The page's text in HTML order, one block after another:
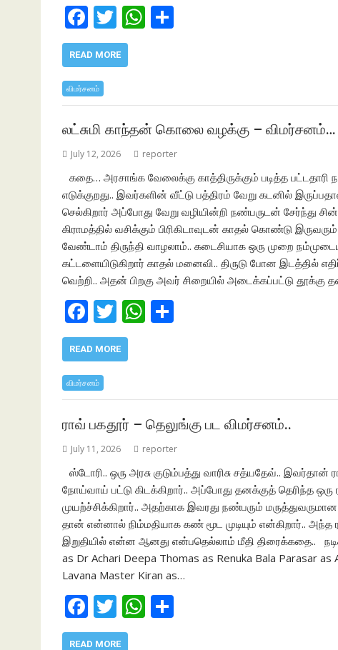
F
ac
e
b
o
o
k
T
w
itt
W
h
A
p
p
READ MORE
விமர்சனம்
லட்சுமி காந்தன் கொலை வழக்கு – விமர்சனம்…
July 12, 2026 reporter
கதை… அரசாங்க வேலைக்கு காத்திருக்கும் படித்த பட்டதாரி
எடுக்குறது.. இவர்களின் வீட்டு பத்திரம் வேறு கடனில்
செல்கிறார் அப்போது வேறு வழியின்றி நண்பருடன் சேர்ந்து
கிராமத்தில் வசிக்கும் பிரிகிடாவுடன் காதல் கொண்டு
வேண்டாம் திருந்தி வாழலாம்.. கடைசியாக ஒரு முறை
கட்டளையிடுகிறார் காதல் மனைவி.. திருடு போன இடத்தில்
வெற்றி.. அதன் பிறகு அவர் சிறையில் அடைக்கப்பட்டு தூக்கு
F
ac
e
b
o
o
k
T
w
itt
W
A
p
p
READ MORE
விமர்சனம்
ராவ் பகதூர் – தெலுங்கு பட விமர்சனம்..
July 11, 2026 reporter
ஸ்டோரி.. ஒரு அரசு குடும்பத்து வாரிசு சத்யதேவ்..
நோய்வாய் பட்டு கிடக்கிறார்.. அப்போது தனக்குத் தெரிந்த
முயற்ச்சிக்கிறார்.. அதற்காக இவரது நண்பரும்
தான் என்னால் நிம்மதியாக கண் மூட முடியும் என்கிறார்..
இறுதியில் என்ன ஆனது என்பதெல்லாம் மீதி திரைக்கதை..
as Dr Achari Deepa Thomas as Renuka Bala Parasar
Lavana Master Kiran as…
F
ac
T
w
W
h
READ MORE